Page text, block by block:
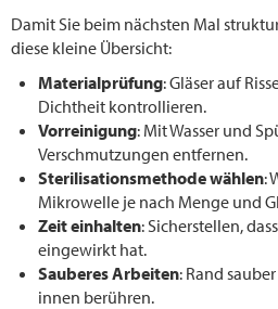
Damit Sie beim nächsten Mal
diese kleine Übersicht:
Materialprüfung: Gläser auf
Dichtheit kontrollieren.
Vorreinigung: Mit Wasser und
Verschmutzungen entfernen.
Sterilisationsmethode wählen:
Mikrowelle je nach Menge und
Zeit einhalten: Sicherstellen,
eingewirkt hat.
Sauberes Arbeiten: Rand
innen berühren.